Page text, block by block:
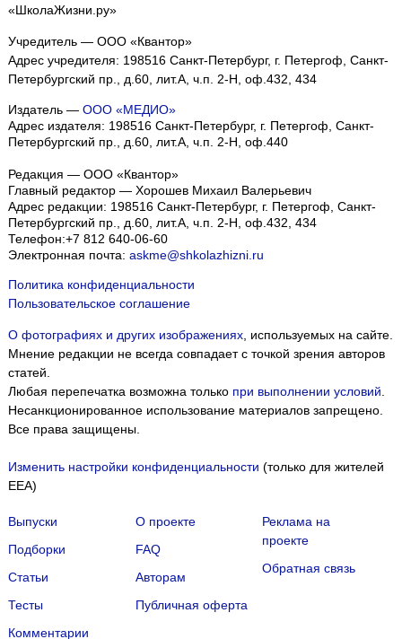
«ШколаЖизни.ру»
Учредитель — ООО «Квантор»
Адрес учредителя: 198516 Санкт-Петербург, г. Петергоф, Санкт-
Петербургский пр., д.60, лит.А, ч.п. 2-Н, оф.432, 434
Издатель — ООО «МЕДИО»
Адрес издателя: 198516 Санкт-Петербург, г. Петергоф, Санкт-
Петербургский пр., д.60, лит.А, ч.п. 2-Н, оф.440
Редакция — ООО «Квантор»
Главный редактор — Хорошев Михаил Валерьевич
Адрес редакции: 198516 Санкт-Петербург, г. Петергоф Санкт-
Петербургский пр., д.60, лит.А, ч.п. 2-Н, оф.432, 434
Телефон:+7 812 640-06-60
Электронная почта: askme@shkolazhizni.ru
Политика конфиденциальности
Пользовательское соглашение
О фотографиях и других изображениях, используемых на сайте.
Мнение редакции не всегда совпадает с точкой зрения авторов
статей.
Любая перепечатка возможна только при выполнении условий
Несанкционированное использование материалов запрещено.
Все права защищены.
Изменить настройки конфиденциальности (только для жителей
EEA)
Выпуски
Подборки
Статьи
Тесты
Комментарии
О проекте
FAQ
Авторам
Публичная оферта
Реклама на
проекте
Обратная связь